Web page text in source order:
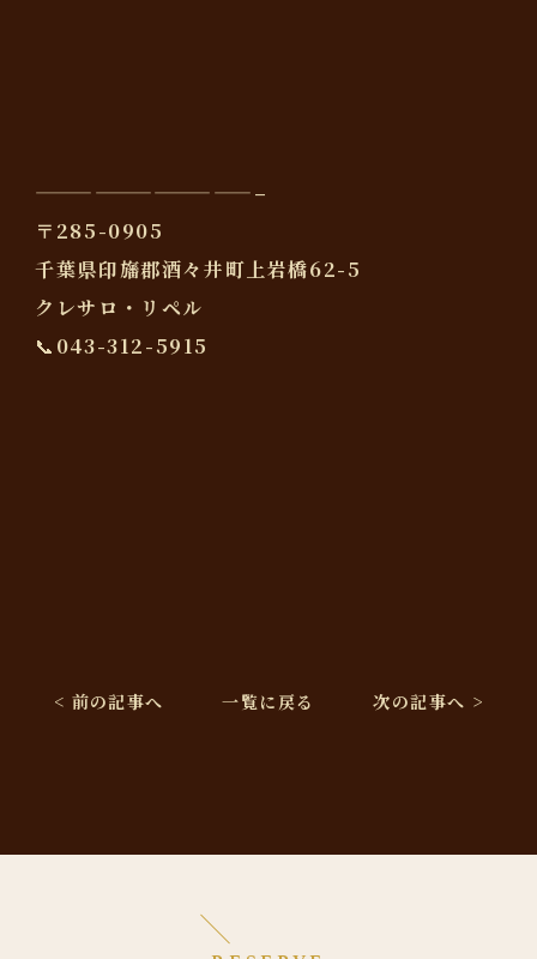
———————————–
〒285-0905
千葉県印旛郡酒々井町上岩橋62-5
クレサロ・リペル
📞043-312-5915
< 前の記事へ 一覧に戻る 次の記事へ >